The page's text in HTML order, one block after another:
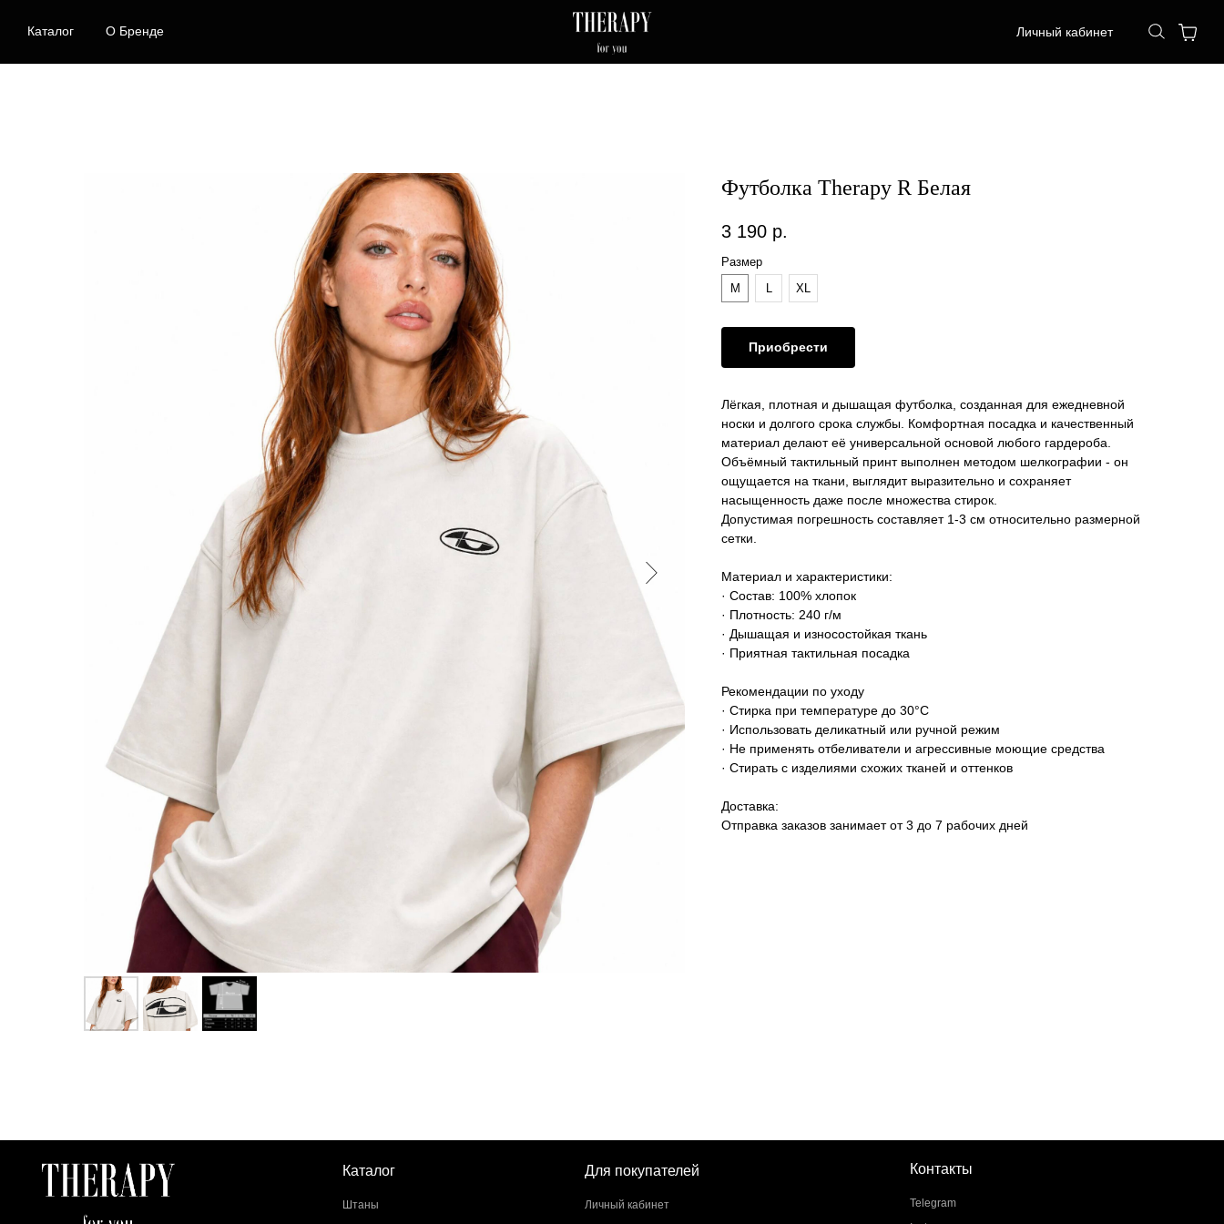
Личный кабинет
Каталог О Бренде
Футболка Therapy R Белая
3 190 р.
Размер
M
L XL
Приобрести
Лёгкая, плотная и дышащая футболка, созданная для ежедневной
носки и долгого срока службы. Комфортная посадка и качественный
материал делают её универсальной основой любого гардероба.
Объёмный тактильный принт выполнен методом шелкографии - он
ощущается на ткани, выглядит выразительно и сохраняет
насыщенность даже после множества стирок.
Допустимая погрешность составляет 1-3 см относительно размерной
сетки.
Материал и характеристики:
· Состав: 100% хлопок
· Плотность: 240 г/м
· Дышащая и износостойкая ткань
· Приятная тактильная посадка
Рекомендации по уходу
· Стирка при температуре до 30°C
· Использовать деликатный или ручной режим
· Не применять отбеливатели и агрессивные моющие средства
· Стирать с изделиями схожих тканей и оттенков
Доставка:
Отправка заказов занимает от 3 до 7 рабочих дней
Каталог
Штаны
Личный кабинет
Для покупателей Контакты
Telegram